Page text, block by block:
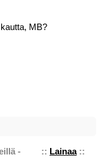
MB?
:: Lainaa::
-